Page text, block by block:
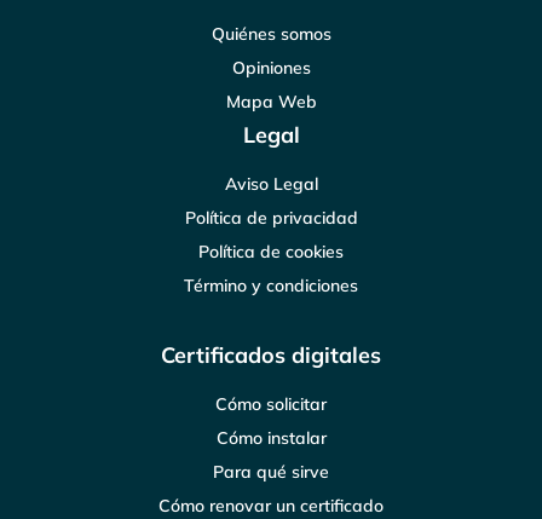
Quiénes somos
Opiniones
Mapa Web
Legal
Aviso Legal
Política de privacidad
Política de cookies
Término y condiciones
Certificados digitales
Cómo solicitar
Cómo instalar
Para qué sirve
Cómo renovar un certificado